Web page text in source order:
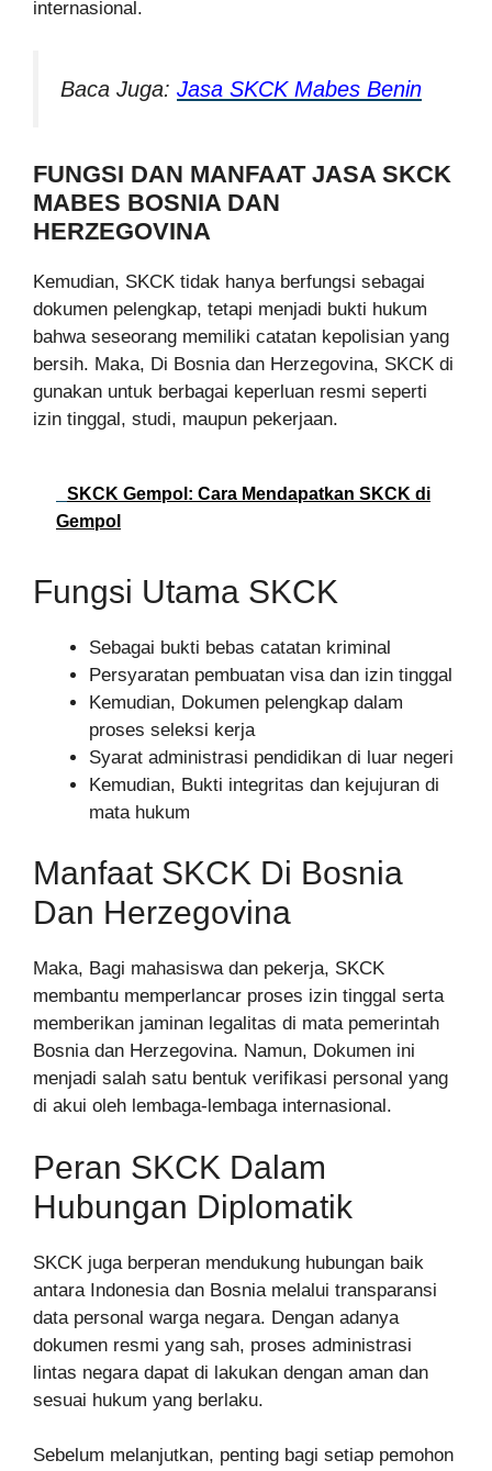
internasional.
Baca Juga: Jasa SKCK Mabes Benin
FUNGSI DAN MANFAAT JASA SKCK
MABES BOSNIA DAN
HERZEGOVINA
Kemudian, SKCK tidak hanya berfungsi sebagai
dokumen pelengkap, tetapi menjadi bukti hukum
bahwa seseorang memiliki catatan kepolisian yang
bersih. Maka, Di Bosnia dan Herzegovina, SKCK di
gunakan untuk berbagai keperluan resmi seperti
izin tinggal, studi, maupun pekerjaan.
SKCK Gempol: Cara Mendapatkan SKCK di
Gempol
Fungsi Utama SKCK
Sebagai bukti bebas catatan kriminal
Persyaratan pembuatan visa dan izin tinggal
Kemudian, Dokumen pelengkap dalam
proses seleksi kerja
Syarat administrasi pendidikan di luar negeri
Kemudian, Bukti integritas dan kejujuran di
mata hukum
Manfaat SKCK Di Bosnia
Dan Herzegovina
Maka, Bagi mahasiswa dan pekerja, SKCK
membantu memperlancar proses izin tinggal serta
memberikan jaminan legalitas di mata pemerintah
Bosnia dan Herzegovina. Namun, Dokumen ini
menjadi salah satu bentuk verifikasi personal yang
di akui oleh lembaga-lembaga internasional.
Peran SKCK Dalam
Hubungan Diplomatik
SKCK juga berperan mendukung hubungan baik
antara Indonesia dan Bosnia melalui transparansi
data personal warga negara. Dengan adanya
dokumen resmi yang sah, proses administrasi
lintas negara dapat di lakukan dengan aman dan
sesuai hukum yang berlaku.
Sebelum melanjutkan, penting bagi setiap pemohon